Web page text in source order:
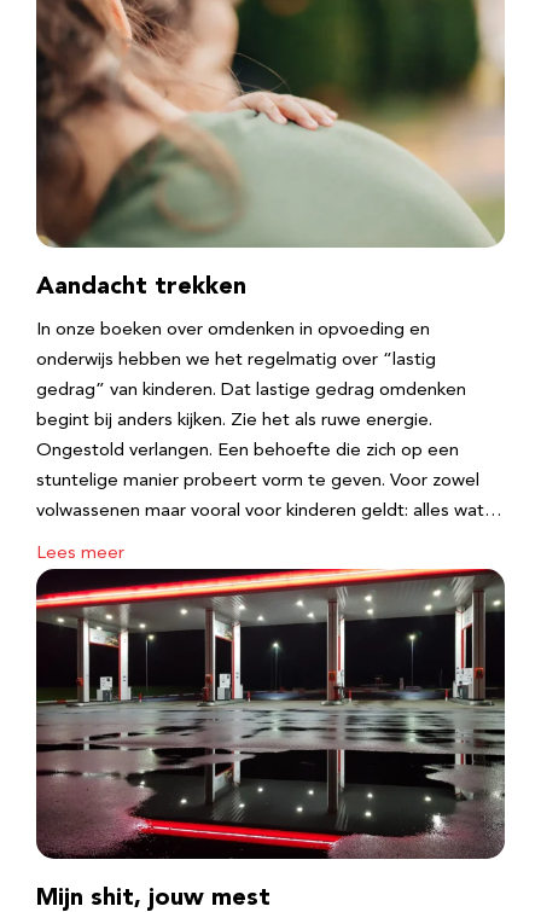
Aandacht trekken
In onze boeken over omdenken in opvoeding en
onderwijs hebben we het regelmatig over “lastig
gedrag” van kinderen. Dat lastige gedrag omdenken
begint bij anders kijken. Zie het als ruwe energie.
Ongestold verlangen. Een behoefte die zich op een
stuntelige manier probeert vorm te geven. Voor zowel
volwassenen maar vooral voor kinderen geldt: alles wat…
Lees meer
Mijn shit, jouw mest